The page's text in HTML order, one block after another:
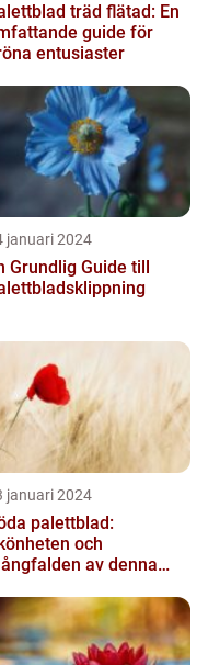
träd flätad: En
guide för
entusiaster
januari 2024
Grundlig Guide till
januari 2024
palettblad:
och
av denna